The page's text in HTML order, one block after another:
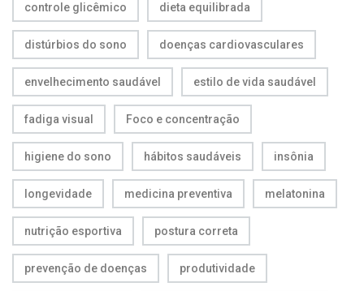
controle glicêmico dieta equilibrada
distúrbios do sono doenças cardiovasculares
envelhecimento saudável estilo de vida saudável
fadiga visual Foco e concentração
higiene do sono hábitos saudáveis insônia
longevidade medicina preventiva melatonina
nutrição esportiva postura correta
prevenção de doenças produtividade